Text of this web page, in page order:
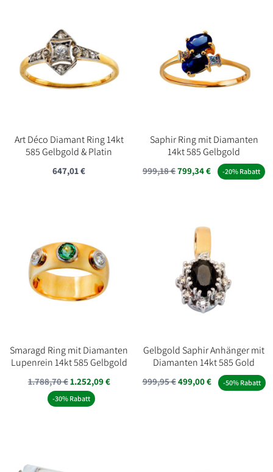
Art Déco Diamant Ring 14kt
585 Gelbgold & Platin
647,01€
Saphir Ring mit Diamanten
14kt 585 Gelbgold
999,18€799,34€ -20% Rabatt
Smaragd Ring mit Diamanten
Lupenrein 14kt 585 Gelbgold
1.788,70€1.252,09€
-30% Rabatt
Gelbgold Saphir Anhänger mit
Diamanten 14kt 585 Gold
999,95€Ursprünglicher
499,00€Aktueller
-50% Rabatt